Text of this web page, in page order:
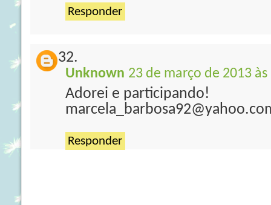
Responder
Unknown 23 de março de 2013 às
Adorei e participando!
Responder